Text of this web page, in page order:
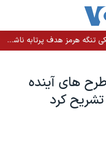
یک کشتی در آب‌های عمان در نزدیکی تنگه هرمز هدف پرتابه ناشناس قرار گرفت
های آینده
تشریح کرد